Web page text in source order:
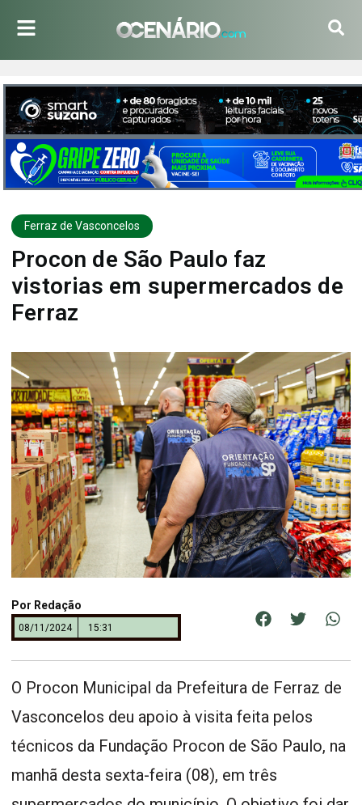
Ferraz de Vasconcelos
Procon de São Paulo faz
vistorias em supermercados de
Ferraz
Por Redação
08/11/2024 15:31
O Procon Municipal da Prefeitura de Ferraz de
Vasconcelos deu apoio à visita feita pelos
técnicos da Fundação Procon de São Paulo, na
manhã desta sexta-feira (08), em três